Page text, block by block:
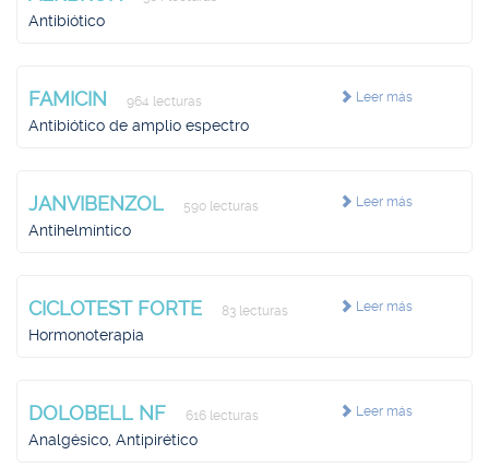
Antibiótico
Leer más
FAMICIN 964 lecturas
Antibiótico de amplio espectro
Leer más
JANVIBENZOL 590 lecturas
Antihelmíntico
Leer más
CICLOTEST FORTE 83 lecturas
Hormonoterapia
Leer más
DOLOBELL NF 616 lecturas
Analgésico, Antipirético